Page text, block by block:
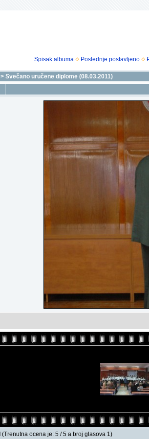
Spisak albuma Poslednje postavljeno
> Svečano uručene diplome (08.03.2011)
(Trenutna ocena je: 5 / 5 a broj glasova 1)